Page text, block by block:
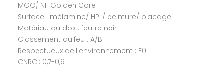
MGO/ NF Golden Core
Surface : mélamine/ HPL/ peinture/ placage
Matériau du dos : feutre noir
Classement au feu : A/B
Respectueux de l'environnement : E0
CNRC : 0,7-0,9